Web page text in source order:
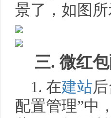
景了，如图所
三. 微红
1. 在建站
配置管理”中